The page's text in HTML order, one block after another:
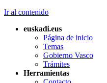
Ir al contenido
euskadi.eus
Página de inicio
Temas
Gobierno Vasco
Trámites
Herramientas
responsable y
DISPOSICIÓN FINAL
CUARTA. Entrada en
vigor.